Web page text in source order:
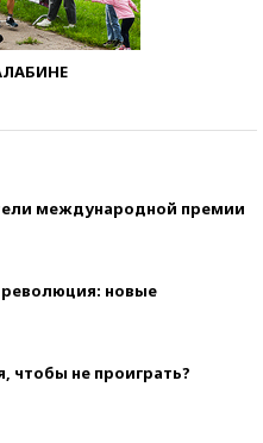
международной премии
революция: новые
чтобы не проиграть?